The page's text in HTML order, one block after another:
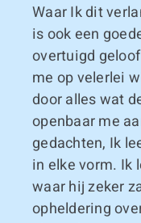
Waar Ik dit
is ook een
overtuigd
me op velerlei
door alles wat
openbaar me
gedachten, Ik
in elke vorm. Ik
waar hij zeker
opheldering